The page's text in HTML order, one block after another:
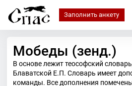
Заполнить анкету
Мобеды (зенд.)
В основе лежит теософский
Блаватской Е.П. Словарь имеет
команды. Все дополнения